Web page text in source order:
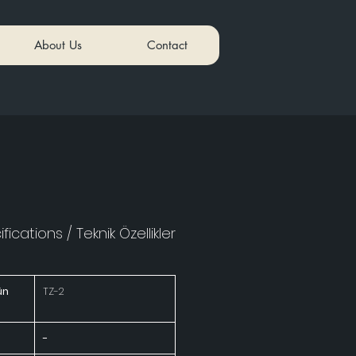
About Us Contact
/ Teknik Özellikler
TZ-2
-